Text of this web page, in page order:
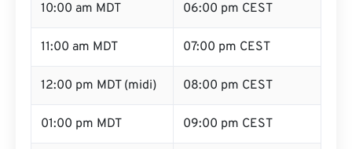
10:00 am MDT 06:00 pm CEST
11:00 am MDT 07:00 pm CEST
12:00 pm MDT (midi) 08:00 pm CEST
01:00 pm MDT 09:00 pm CEST